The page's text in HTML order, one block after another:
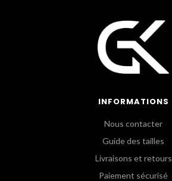
INFORMATIONS
Nous contacter
Guide des tailles
Livraisons et retours
Paiement sécurisé